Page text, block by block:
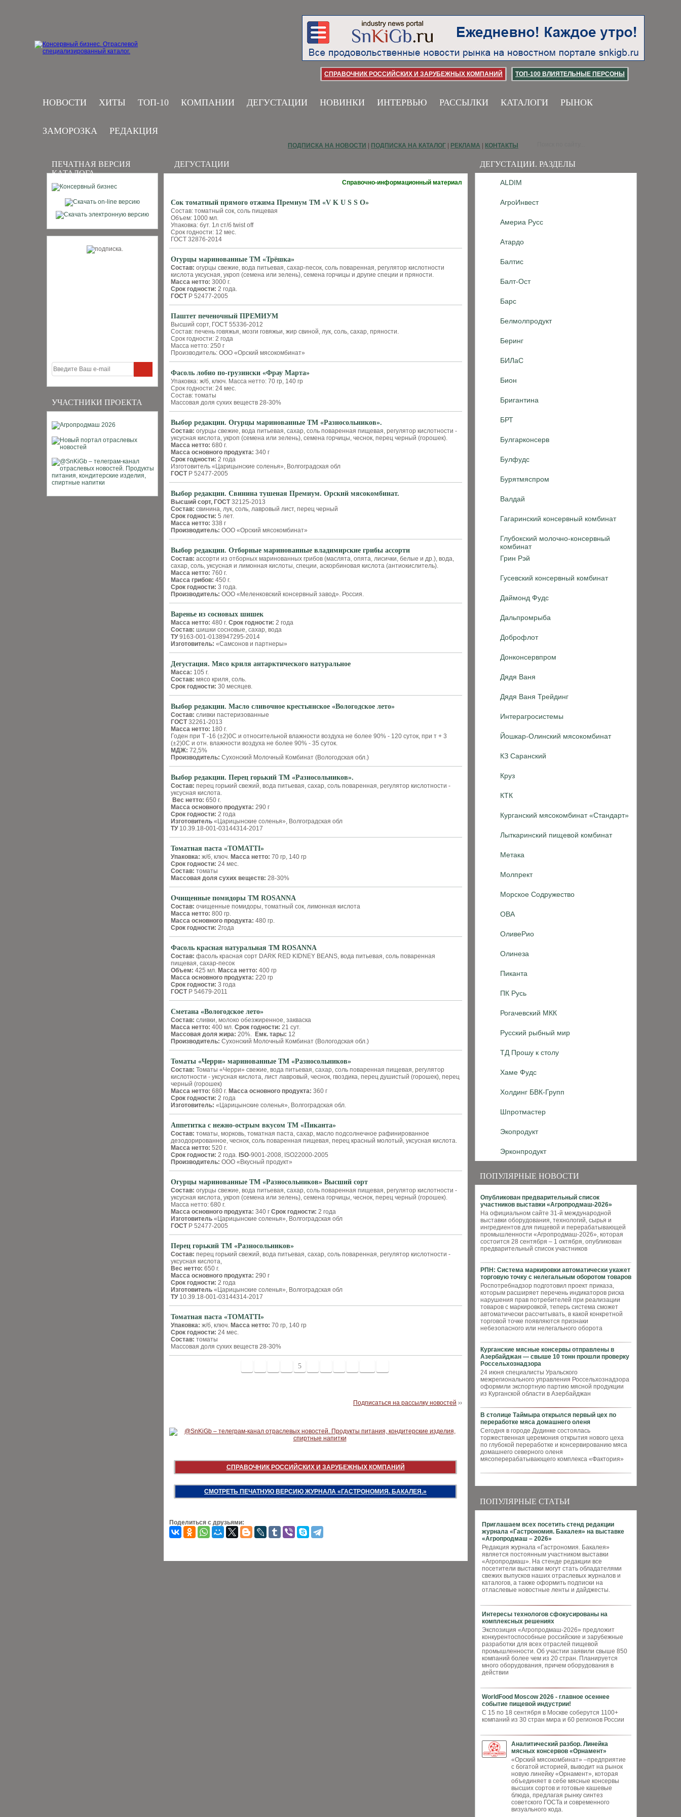
СПРАВОЧНИК РОССИЙСКИХ И ЗАРУБЕЖНЫХ КОМПАНИЙ ТОП-100 ВЛИЯТЕЛЬНЫЕ ПЕРСОНЫ
НОВОСТИ ХИТЫ ТОП-10 КОМПАНИИ ДЕГУСТАЦИИ НОВИНКИ ИНТЕРВЬЮ РАССЫЛКИ КАТАЛОГИ РЫНОК
ЗАМОРОЗКА РЕДАКЦИЯ
ПЕЧАТНАЯ ВЕРСИЯ
КАТАЛОГА
УЧАСТНИКИ ПРОЕКТА
ДЕГУСТАЦИИ. РАЗДЕЛЫ
ALDIM
АгроИнвест
Америа Русс
Атардо
Балтис
Балт-Ост
Барс
Белмолпродукт
Беринг
БИЛаС
Бион
Бригантина
БРТ
Булгарконсерв
Булфудс
Бурятмяспром
Валдай
Гагаринский консервный комбинат
Глубокский молочно-консервный
комбинат
Грин Рэй
Гусевский консервный комбинат
Даймонд Фудс
Дальпромрыба
Доброфлот
Донконсервпром
Дядя Ваня
Дядя Ваня Трейдинг
Интерагросистемы
Йошкар-Олинский мясокомбинат
КЗ Саранский
Круз
КТК
Курганский мясокомбинат «Стандарт»
Лыткаринский пищевой комбинат
Метака
Молпрект
Морское Содружество
ОВА
ОливеРио
Олинеза
Пиканта
ПК Русь
Рогачевский МКК
Русский рыбный мир
ТД Прошу к столу
Хаме Фудс
Холдинг БВК-Групп
Шпротмастер
Экопродукт
Эрконпродукт
ПОПУЛЯРНЫЕ НОВОСТИ
Опубликован предварительный список
участников выставки «Агропродмаш-2026»
На официальном сайте 31-й международной
выставки оборудования, технологий, сырья и
ингредиентов для пищевой и перерабатывающей
промышленности «Агропродмаш-2026», которая
состоится 28 сентября – 1 октября, опубликован
предварительный список участников
РПН: Система маркировки автоматически укажет
торговую точку с нелегальным оборотом товаров
Роспотребнадзор подготовил проект приказа,
которым расширяет перечень индикаторов риска
нарушения прав потребителей при реализации
товаров с маркировкой, теперь система сможет
автоматически рассчитывать, в какой конкретной
торговой точке появляются признаки
небезопасного или нелегального оборота
Курганские мясные консервы отправлены в
Азербайджан — свыше 10 тонн прошли проверку
Россельхознадзора
24 июня специалисты Уральского
межрегионального управления Россельхознадзора
оформили экспортную партию мясной продукции
из Курганской области в Азербайджан
В столице Таймыра открылся первый цех по
переработке мяса домашнего оленя
Сегодня в городе Дудинке состоялась
торжественная церемония открытия нового цеха
по глубокой переработке и консервированию мяса
домашнего северного оленя
мясоперерабатывающего комплекса «Фактория»
ПОПУЛЯРНЫЕ СТАТЬИ
Приглашаем всех посетить стенд редакции
журнала «Гастрономия. Бакалея» на выставке
«Агропродмаш – 2026»
Редакция журнала «Гастрономия. Бакалея»
является постоянным участником выставки
«Агропродмаш». На стенде редакции все
посетители выставки могут стать обладателями
свежих выпусков наших отраслевых журналов и
каталогов, а также оформить подписки на
отласлевые новостные ленты и дайджесты.
Интересы технологов сфокусированы на
комплексных решениях
Экспозиция «Агропродмаш-2026» предложит
конкурентоспособные российские и зарубежные
разработки для всех отраслей пищевой
промышленности. Об участии заявили свыше 850
компаний более чем из 20 стран. Планируется
много оборудования, причем оборудования в
действии
WorldFood Moscow 2026 - главное осеннее
событие пищевой индустрии!
С 15 по 18 сентября в Москве соберутся 1100+
компаний из 30 стран мира и 60 регионов России
Аналитический разбор. Линейка
мясных консервов «Орнамент»
«Орский мясокомбинат» –предприятие
с богатой историей, выводит на рынок
новую линейку «Орнамент», которая
объединяет в себе мясные консервы
высших сортов и готовые кашевые
блюда, предлагая рынку синтез
советского ГОСТа и современного
визуального кода.
ПОДПИСКА НА НОВОСТИ ПОДПИСКА НА КАТАЛОГ РЕКЛАМА КОНТАКТЫ
ДЕГУСТАЦИИ
Справочно-информационный материал
Сок томатный прямого отжима Премиум ТМ «V K U S S O»
Состав: томатный сок, соль пищевая
Объем: 1000 мл.
Упаковка: бут. 1л ст/б twist off
Срок годности: 12 мес.
ГОСТ 32876-2014
Огурцы маринованные ТМ «Трёшка»
Состав: огурцы свежие, вода питьевая, сахар-песок, соль поваренная, регулятор кислотности
кислота уксусная, укроп (семена или зелень), семена горчицы и другие специи и пряности.
Масса нетто: 3000 г.
Срок годности: 2 года.
ГОСТР 52477-2005
Паштет печеночный ПРЕМИУМ
Высший сорт, ГОСТ 55336-2012
Состав: печень говяжья, мозги говяжьи, жир свиной, лук, соль, сахар, пряности.
Срок годности: 2 года
Масса нетто: 250 г
Производитель: ООО «Орский мясокомбинат»
Фасоль лобио по-грузински «Фрау Марта»
Упаковка: ж/б, ключ. Масса нетто: 70 гр, 140 гр
Срок годности: 24 мес.
Состав: томаты
Массовая доля сухих веществ 28-30%
Выбор редакции. Огурцы маринованные ТМ «Разносольников».
Состав: огурцы свежие, вода питьевая, сахар, соль поваренная пищевая, регулятор кислотности -
уксусная кислота, укроп (семена или зелень), семена горчицы, чеснок, перец черный (горошек).
Масса нетто: 680 г.
Масса основного продукта: 340 г
Срок годности: 2 года
Изготовитель «Царицынские соленья», Волгоградская обл
ГОСТР 52477-2005
Выбор редакции. Свинина тушеная Премиум. Орский мясокомбинат.
Высший сорт, ГОСТ32125-2013
Состав: свинина, лук, соль, лавровый лист, перец черный
Срок годности: 5 лет.
Масса нетто: 338 г
Производитель: ООО «Орский мясокомбинат»
Выбор редакции. Отборные маринованные владимирские грибы ассорти
Состав: ассорти из отборных маринованных грибов (маслята, опята, лисички, белые и др.), вода,
сахар, соль, уксусная и лимонная кислоты, специи, аскорбиновая кислота (антиокислитель).
Масса нетто: 760 г.
Масса грибов: 450 г.
Срок годности: 3 года.
Производитель: ООО «Меленковский консервный завод». Россия.
Варенье из сосновых шишек
Масса нетто: 480 г. Срок годности: 2 года
Состав: шишки сосновые, сахар, вода
ТУ9163-001-0138947295-2014
Изготовитель: «Самсонов и партнеры»
Дегустация. Мясо криля антарктического натуральное
Масса: 105 г.
Состав: мясо криля, соль.
Срок годности: 30 месяцев.
Выбор редакции. Масло сливочное крестьянское «Вологодское лето»
Состав: сливки пастеризованные
ГОСТ32261-2013
Масса нетто: 180 г.
Годен при T -16 (±2)0С и относительной влажности воздуха не более 90% - 120 суток, при т + 3
(±2)0С и отн. влажности воздуха не более 90% - 35 суток.
МДЖ: 72,5%
Производитель: Сухонский Молочный Комбинат (Вологодская обл.)
Выбор редакции. Перец горький ТМ «Разносольников».
Состав: перец горький свежий, вода питьевая, сахар, соль поваренная, регулятор кислотности -
уксусная кислота.
Вес нетто: 650 г.
Масса основного продукта: 290 г
Срок годности: 2 года
Изготовитель «Царицынские соленья», Волгоградская обл
ТУ10.39.18-001-03144314-2017
Томатная паста «TOMATTI»
Упаковка: ж/б, ключ. Масса нетто: 70 гр, 140 гр
Срок годности: 24 мес.
Состав: томаты
Массовая доля сухих веществ: 28-30%
Очищенные помидоры ТМ ROSANNA
Состав: очищенные помидоры, томатный сок, лимонная кислота
Масса нетто: 800 гр.
Масса основного продукта: 480 гр.
Срок годности: 2года
Фасоль красная натуральная ТМ ROSANNA
Состав: фасоль красная сорт DARK RED KIDNEY BEANS, вода питьевая, соль поваренная
пищевая, сахар-песок
Объем: 425 мл. Масса нетто: 400 гр
Масса основного продукта: 220 гр
Срок годности: 3 года
ГОСТР 54679-2011
Сметана «Вологодское лето»
Состав: сливки, молоко обезжиренное, закваска
Масса нетто: 400 мл. Срок годности: 21 сут.
Массовая доля жира: 20%. Емк. тары: 12
Производитель: Сухонский Молочный Комбинат (Вологодская обл.)
Томаты «Черри» маринованные ТМ «Разносольников»
Состав: Томаты «Черри» свежие, вода питьевая, сахар, соль поваренная пищевая, регулятор
кислотности - уксусная кислота, лист лавровый, чеснок, гвоздика, перец душистый (горошек), перец
черный (горошек)
Масса нетто: 680 г. Масса основного продукта: 360 г
Срок годности: 2 года
Изготовитель: «Царицынские соленья», Волгоградская обл.
Аппетитка с нежно-острым вкусом ТМ «Пиканта»
Состав: томаты, морковь, томатная паста, сахар, масло подсолнечное рафинированное
дезодорированное, чеснок, соль поваренная пищевая, перец красный молотый, уксусная кислота.
Масса нетто: 520 г.
Срок годности: 2 года. ISO-9001-2008, ISO22000-2005
Производитель: ООО «Вкусный продукт»
Огурцы маринованные ТМ «Разносольников» Высший сорт
Состав: огурцы свежие, вода питьевая, сахар, соль поваренная пищевая, регулятор кислотности -
уксусная кислота, укроп (семена или зелень), семена горчицы, чеснок, перец черный (горошек).
Масса нетто: 680 г.
Масса основного продукта: 340 г Срок годности: 2 года
Изготовитель «Царицынские соленья», Волгоградская обл
ГОСТР 52477-2005
Перец горький ТМ «Разносольников»
Состав: перец горький свежий, вода питьевая, сахар, соль поваренная, регулятор кислотности -
уксусная кислота,
Вес нетто: 650 г.
Масса основного продукта: 290 г
Срок годности: 2 года
Изготовитель «Царицынские соленья», Волгоградская обл
ТУ10.39.18-001-03144314-2017
Томатная паста «TOMATTI»
Упаковка: ж/б, ключ. Масса нетто: 70 гр, 140 гр
Срок годности: 24 мес.
Состав: томаты
Массовая доля сухих веществ 28-30%
5
Подписаться на рассылку новостей ››
СПРАВОЧНИК РОССИЙСКИХ И ЗАРУБЕЖНЫХ КОМПАНИЙ
СМОТРЕТЬ ПЕЧАТНУЮ ВЕРСИЮ ЖУРНАЛА «ГАСТРОНОМИЯ. БАКАЛЕЯ.»
Поделиться с друзьями: